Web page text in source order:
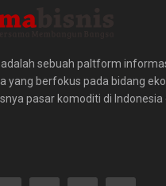
sebuah paltform
yang berfokus pada bidang
pasar komoditi di Indonesia